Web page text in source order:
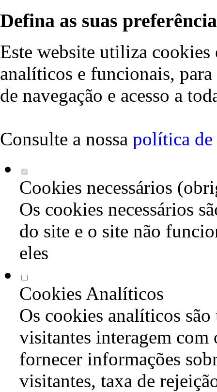
Defina as suas
Este website utiliza cookies
analíticos e funcionais,
de navegação e acesso a
Consulte a nossa política de
Cookies necessários
Os cookies necessários
do site e o site não
eles
Cookies Analíticos
Os cookies analíticos são
visitantes interagem com
fornecer informações
visitantes, taxa de